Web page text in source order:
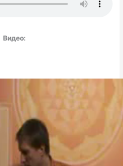
Видео: